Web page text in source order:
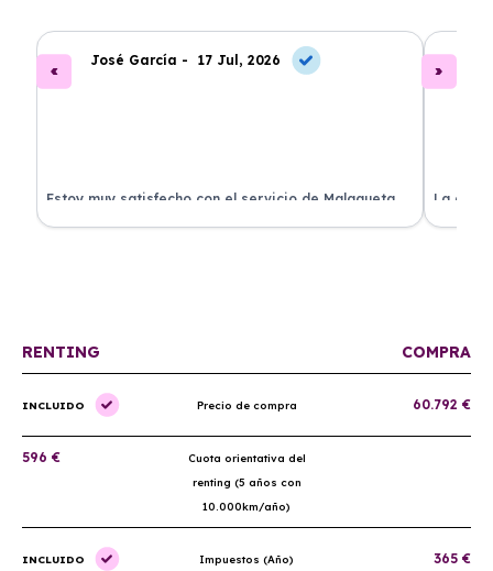
José García - 17 Jul, 2026
Estoy muy satisfecho con el servicio de Malagueta
Renting. El coche llegó en perfectas condiciones y el
La
ha
RENTING COMPRA
INCLUIDO Precio de compra 60.792 €
596 €
Cuota orientativa del
renting (5 años con
10.000km/año)
INCLUIDO Impuestos (Año) 365 €